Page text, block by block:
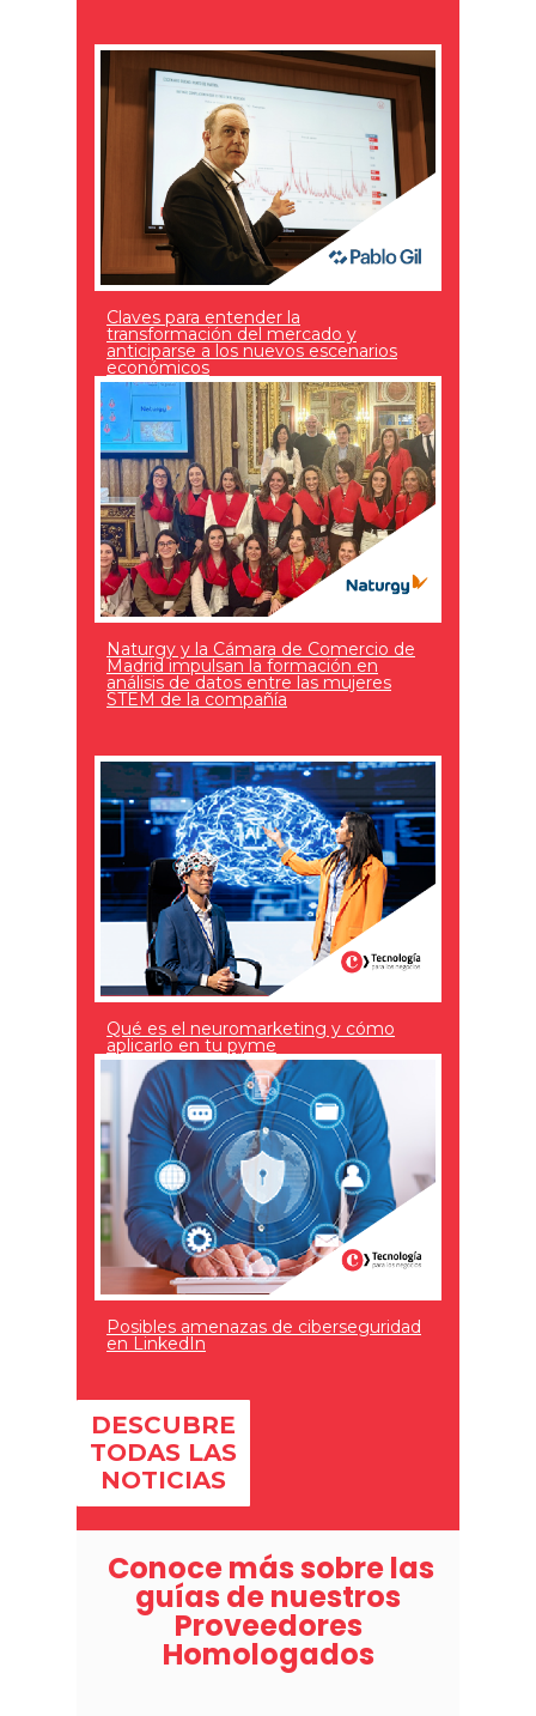
Claves para entender la
transformación del mercado y
anticiparse a los nuevos escenarios
económicos
Naturgy y la Cámara de Comercio de
Madrid impulsan la formación en
análisis de datos entre las mujeres
STEM de la compañía
Qué es el neuromarketing y cómo
aplicarlo en tu pyme
Posibles amenazas de ciberseguridad
en LinkedIn
DESCUBRE
TODAS LAS
NOTICIAS
Conoce más sobre las
guías de nuestros
Proveedores
Homologados